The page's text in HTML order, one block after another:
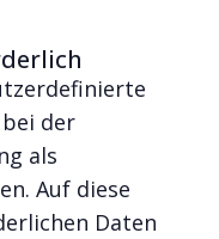
der
als
Auf diese
Daten